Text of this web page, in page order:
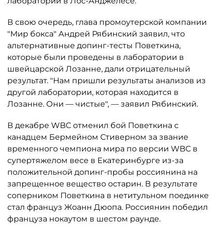
В свою очередь, глава промоутерской компании
"Мир бокса" Андрей Рябинский заявил, что
альтернативные допинг-тесты Поветкина,
которые были проведены в лаборатории в
швейцарской Лозанне, дали отрицательный
результат. "Нам пришли результаты анализов из
другой лаборатории, которая находится в
Лозанне. Они — чистые", — заявил Рябинский.
В декабре WBC отменил бой Поветкина с
канадцем Бермейном Стиверном за звание
временного чемпиона мира по версии WBC в
супертяжелом весе в Екатеринбурге из-за
положительной допинг-пробы россиянина на
запрещенное вещество остарин. В результате
соперником Поветкина в нетитульном поединке
стал француз Жоанн Дюопа. Россиянин победил
француза нокаутом в шестом раунде.